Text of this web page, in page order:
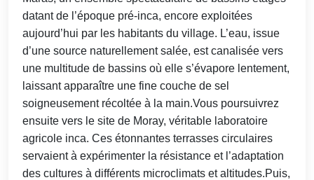
datant de l’époque pré-inca, encore exploitées
aujourd’hui par les habitants du village. L’eau, issue
d’une source naturellement salée, est canalisée vers
une multitude de bassins où elle s’évapore lentement,
laissant apparaître une fine couche de sel
soigneusement récoltée à la main.Vous poursuivrez
ensuite vers le site de Moray, véritable laboratoire
agricole inca. Ces étonnantes terrasses circulaires
servaient à expérimenter la résistance et l’adaptation
des cultures à différents microclimats et altitudes.Puis,